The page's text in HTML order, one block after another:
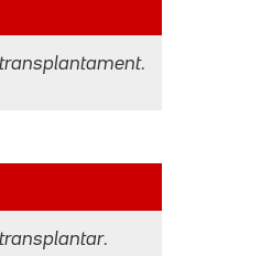
transplantament.
transplantar.